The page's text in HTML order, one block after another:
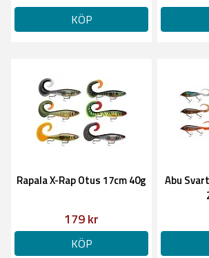
KÖP
Rapala X-Rap Otus 17cm 40g
179 kr
KÖP
Abu